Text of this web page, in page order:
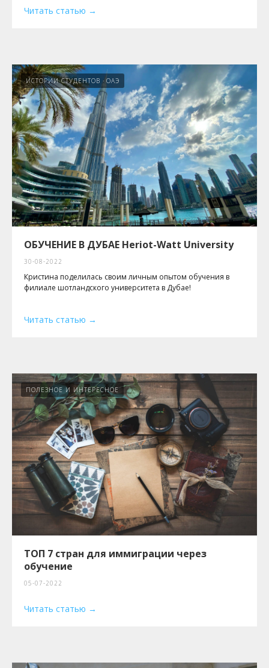
Читать статью
ИСТОРИИ СТУДЕНТОВ ОАЭ
ОБУЧЕНИЕ В ДУБАЕ Heriot-Watt University
30-08-2022
Кристина поделилась своим личным опытом обучения в
филиале шотландского университета в Дубае!
Читать статью
ПОЛЕЗНОЕ И ИНТЕРЕСНОЕ
ТОП 7 стран для иммиграции через
обучение
05-07-2022
Читать статью